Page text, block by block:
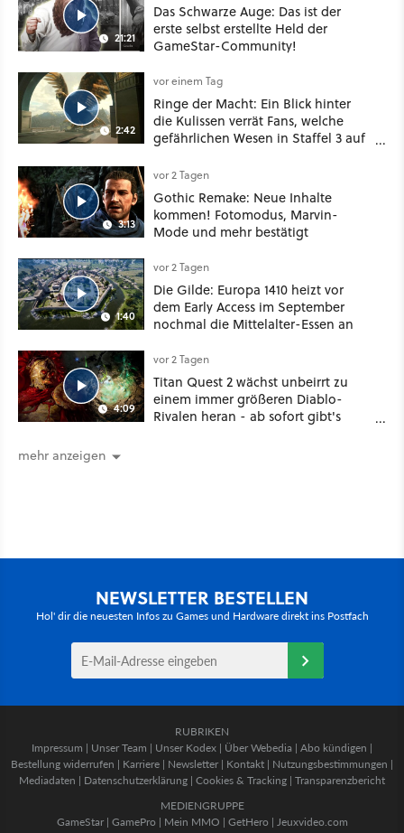
21:21
Das Schwarze Auge: Das ist der
erste selbst erstellte Held der
GameStar-Community!
2:42
vor einem Tag
Ringe der Macht: Ein Blick hinter
die Kulissen verrät Fans, welche
gefährlichen Wesen in Staffel 3 auf
3:13
vor 2 Tagen
Gothic Remake: Neue Inhalte
kommen! Fotomodus, Marvin-
Mode und mehr bestätigt
1:40
vor 2 Tagen
Die Gilde: Europa 1410 heizt vor
dem Early Access im September
nochmal die Mittelalter-Essen an
4:09
vor 2 Tagen
Titan Quest 2 wächst unbeirrt zu
einem immer größeren Diablo-
Rivalen heran - ab sofort gibt's
mehr anzeigen
NEWSLETTER BESTELLEN
Hol' dir die neuesten Infos zu Games und Hardware direkt ins Postfach
RUBRIKEN
Impressum | Unser Team | Unser Kodex | Über Webedia | Abo kündigen |
Bestellung widerrufen | Karriere | Newsletter | Kontakt | Nutzungsbestimmungen |
Mediadaten | Datenschutzerklärung | Cookies & Tracking | Transparenzbericht
MEDIENGRUPPE
GameStar| GamePro | Mein MMO | GetHero | Jeuxvideo.com